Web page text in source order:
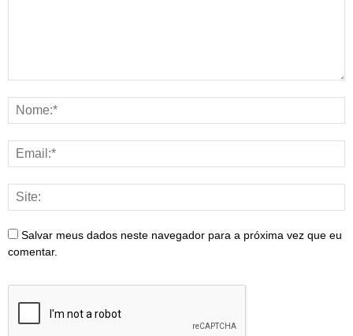
Salvar meus dados neste navegador para a próxima vez que eu
comentar.